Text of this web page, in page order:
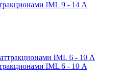
IML 9 - 14 А
IML 6 - 10 А